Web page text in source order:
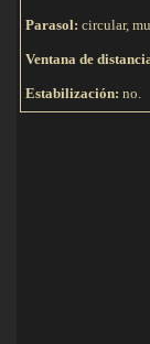
Parasol: circular,
Ventana de
Estabilización: no.